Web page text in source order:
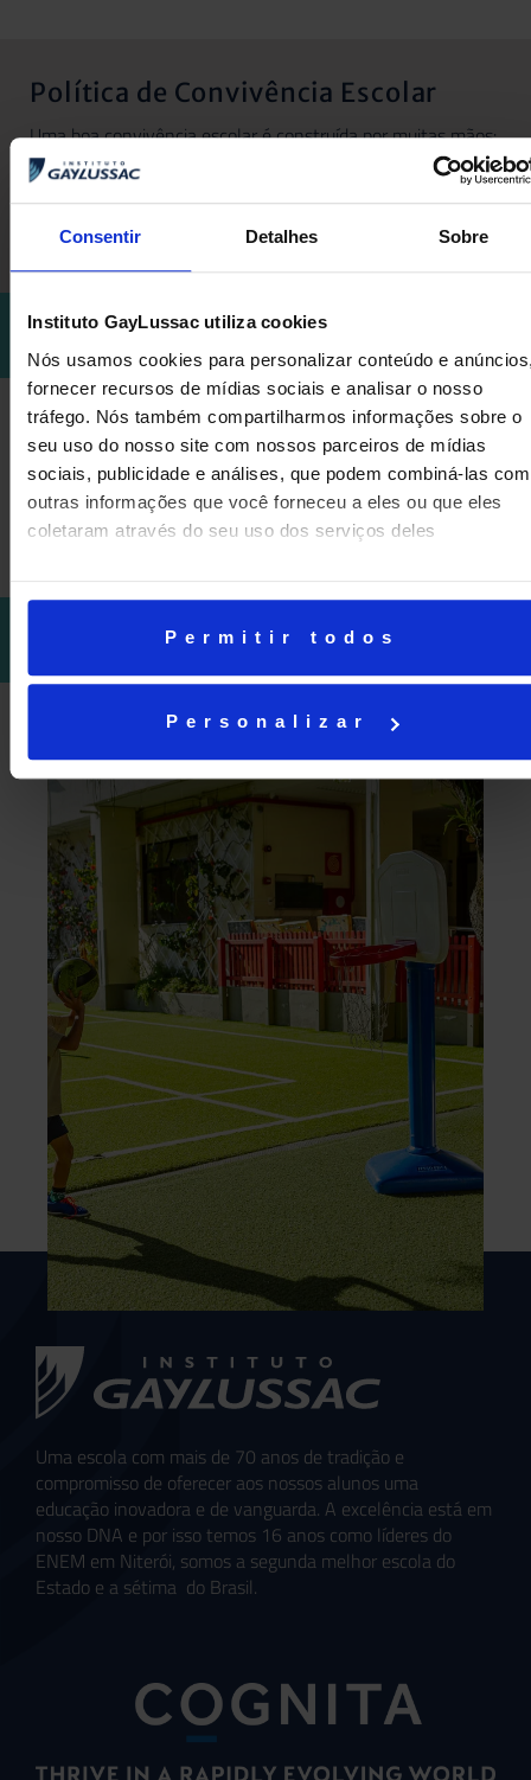
Consentir Detalhes Sobre
Instituto GayLussac utiliza cookies
Nós usamos cookies para personalizar conteúdo e
fornecer recursos de mídias sociais e analisar o nosso
tráfego. Nós também compartilharmos informações sobre o
seu uso do nosso site com nossos parceiros de mídias
sociais, publicidade e análises, que podem combiná-las com
outras informações que você forneceu a eles ou que eles
coletaram através do seu uso dos serviços deles
Permitir todos
Personalizar
Política de Convivência Escolar
Uma boa convivência escolar é construída por muitas mãos:
alunos, pais e equipe têm o direito de ser respeitados, mas
também o dever de garantir a manutenção da boa
convivência.
ACESSAR O
DOCUMENTO
Regimento Escolar
Conheça as disposições vigentes sobre as nossas estruturas
didático-pedagógica, administrativa e disciplinar.
Uma escola com mais de 70 anos de tradição e
compromisso de oferecer aos nossos alunos uma
educação inovadora e de vanguarda. A excelência está em
nosso DNA e por isso temos 16 anos como líderes do
ENEM em Niterói, somos a segunda melhor escola do
Estado e a sétima do Brasil.